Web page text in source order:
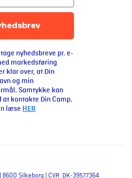
nyhedsbreve pr. e-
markedsføring
klar over, at Din
og min
Samtykke kan
kontakte Din Camp.
læse HER
8600 Silkeborg | CVR: DK-39577364